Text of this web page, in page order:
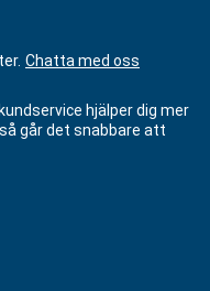
Chatta med oss
hjälper dig mer
går det snabbare att